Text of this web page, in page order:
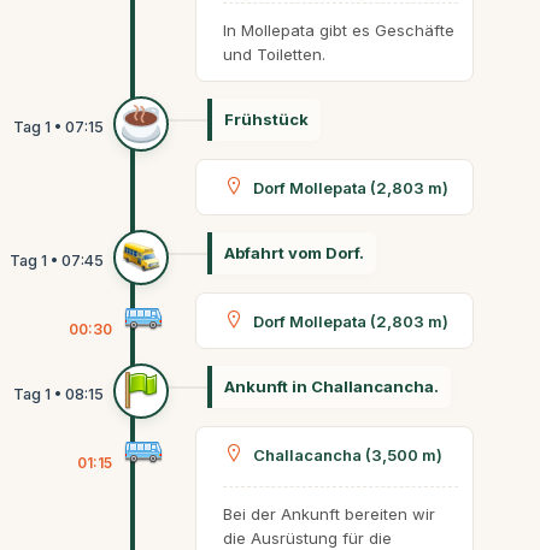
In Mollepata gibt es Geschäfte
und Toiletten.
Frühstück
Dorf Mollepata (2,803 m)
Abfahrt vom Dorf.
00:30 Dorf Mollepata (2,803 m)
Ankunft in Challancancha.
01:15 Challacancha (3,500 m)
Bei der Ankunft bereiten wir
die Ausrüstung für die